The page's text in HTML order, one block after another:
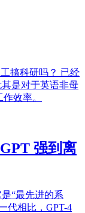
搞科研吗？ 已经
是对于英语非母
效率。
强到离
“最先进的系
代相比，GPT-4